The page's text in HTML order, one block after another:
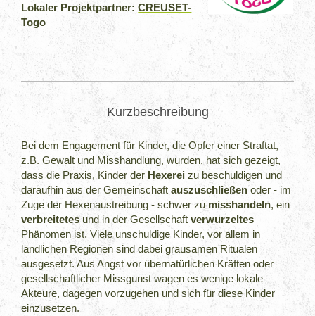
Lokaler Projektpartner: CREUSET-
Togo
Kurzbeschreibung
Bei dem Engagement für Kinder, die Opfer einer Straftat,
z.B. Gewalt und Misshandlung, wurden, hat sich gezeigt,
dass die Praxis, Kinder der Hexerei zu beschuldigen und
daraufhin aus der Gemeinschaftauszuschließenoder - im
Zuge der Hexenaustreibung - schwer zumisshandeln, ein
verbreitetes und in der Gesellschaftverwurzeltes
Phänomen ist. Viele unschuldige Kinder, vor allem in
ländlichen Regionen sind dabei grausamen Ritualen
ausgesetzt. Aus Angst vor übernatürlichen Kräften oder
gesellschaftlicher Missgunst wagen es wenige lokale
Akteure, dagegen vorzugehen und sich für diese Kinder
einzusetzen.